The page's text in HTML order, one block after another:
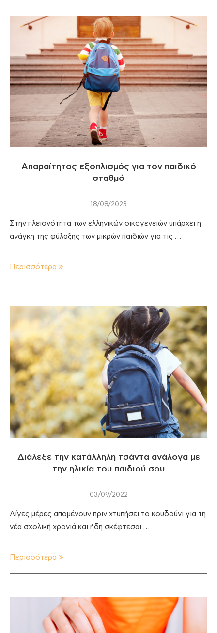
Απαραίτητος εξοπλισμός για τον παιδικό
σταθμό
18/08/2023
Στην πλειονότητα των ελληνικών οικογενειών υπάρχει η
ανάγκη της φύλαξης των μικρών παιδιών για τις …
Περισσότερα
Διάλεξε την κατάλληλη τσάντα ανάλογα με
την ηλικία του παιδιού σου
03/09/2022
Λίγες μέρες απομένουν πριν χτυπήσει το κουδούνι για τη
νέα σχολική χρονιά και ήδη σκέφτεσαι …
Περισσότερα